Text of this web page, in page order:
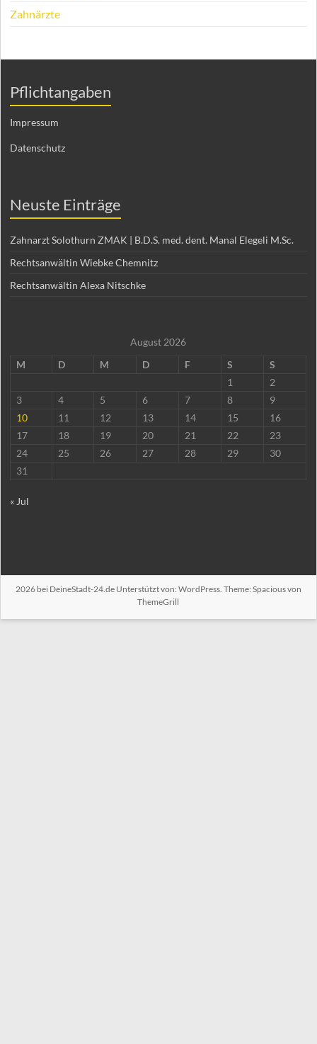
Zahnärzte
Pflichtangaben
Impressum
Datenschutz
Neuste Einträge
Zahnarzt Solothurn ZMAK | B.D.S. med. dent. Manal Elegeli M.Sc.
Rechtsanwältin Wiebke Chemnitz
Rechtsanwältin Alexa Nitschke
August 2026
M
D M D F S
S
1
2
3
4 5 6 7 8
9
10
11 12 13 14 15
16
17
18 19 20 21 22
23
24
25 26 27 28 29
30
31
« Jul
2026 bei DeineStadt-24.deUnterstützt von: WordPress. Theme: Spacious von
ThemeGrill